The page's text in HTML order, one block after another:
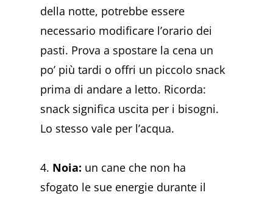
della notte, potrebbe essere
necessario modificare l’orario dei
pasti. Prova a spostare la cena un
po’ più tardi o offri un piccolo snack
prima di andare a letto. Ricorda:
snack significa uscita per i bisogni.
Lo stesso vale per l’acqua.
4. Noia: un cane che non ha
sfogato le sue energie durante il